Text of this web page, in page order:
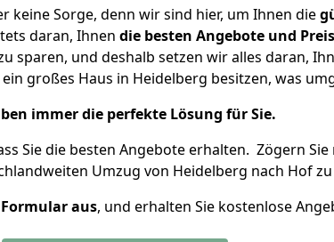
Sorge, denn wir sind hier, um Ihnen die
daran, Ihnen die besten Angebote und
sparen, und deshalb setzen wir alles daran,
großes Haus in Heidelberg besitzen, was
immer die perfekte Lösung für Sie.
Sie die besten Angebote erhalten. Zögern
Umzug von Heidelberg nach Hof
aus, und erhalten Sie kostenlose